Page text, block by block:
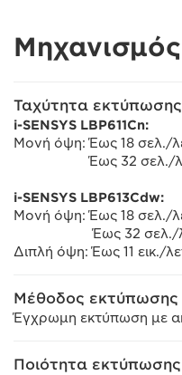
Ταχύτητα εκτύπωσης
i-SENSYS LBP611Cn:
Μονή όψη: Έως 18 σελ./
Έως 32 σελ./
i-SENSYS LBP613Cdw:
Μονή όψη: Έως 18 σελ./
Έως 32 σελ./
Διπλή όψη: Έως 11 εικ./
Μέθοδος εκτύπωσης
Έγχρωμη εκτύπωση με
Ποιότητα εκτύπωσης